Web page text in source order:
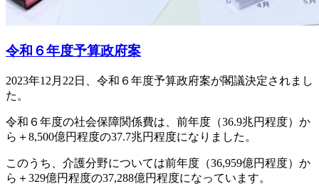
令和６年度予算政府案
2023年12月22日、令和６年度予算政府案が閣議決定されまし
た。
令和６年度の社会保障関係費は、前年度（36.9兆円程度）か
ら＋8,500億円程度の37.7兆円程度になりました。
このうち、介護分野については前年度（36,959億円程度）か
ら＋329億円程度の37,288億円程度になっています。